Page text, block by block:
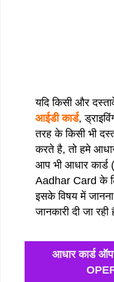
यदि किसी और
आईडी कार्ड,
तरह के किसी भी
करते है, तो हमे
आप भी आधार
Aadhar Card के
इसके विषय में जानना
जानकारी दी जा रही
आधार कार्ड